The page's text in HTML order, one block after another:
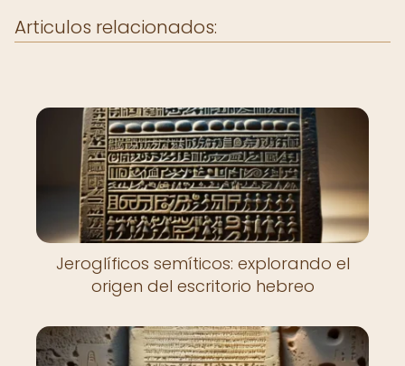
Articulos relacionados:
Jeroglíficos semíticos: explorando el
origen del escritorio hebreo